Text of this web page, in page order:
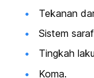
Tekanan
Sistem
Tingkah
Koma.